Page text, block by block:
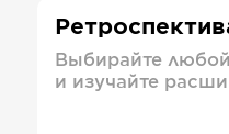
Выбирайте
и изучайте